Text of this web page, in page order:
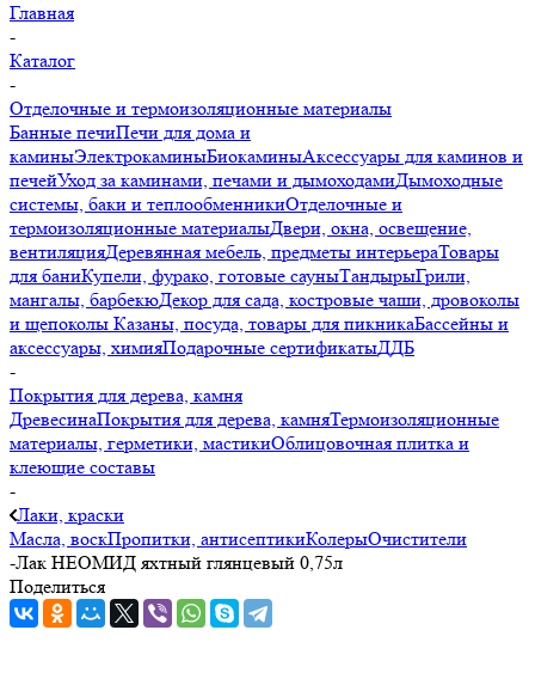
Главная
-
Каталог
-
Отделочные и термоизоляционные материалы
Банные печиПечи для дома и
каминыЭлектрокаминыБиокаминыАксессуары для каминов и
печейУход за каминами, печами и дымоходамиДымоходные
системы, баки и теплообменникиОтделочные и
термоизоляционные материалыДвери, окна, освещение,
вентиляцияДеревянная мебель, предметы интерьераТовары
для баниКупели, фурако, готовые сауныТандырыГрили,
мангалы, барбекюДекор для сада, костровые чаши, дровоколы
и щепоколы Казаны, посуда, товары для пикникаБассейны и
аксессуары, химияПодарочные сертификатыДДБ
-
Покрытия для дерева, камня
ДревесинаПокрытия для дерева, камняТермоизоляционные
материалы, герметики, мастикиОблицовочная плитка и
клеющие составы
-
Лаки, краски
Масла, воскПропитки, антисептикиКолерыОчистители
-Лак НЕОМИД яхтный глянцевый 0,75л
Поделиться